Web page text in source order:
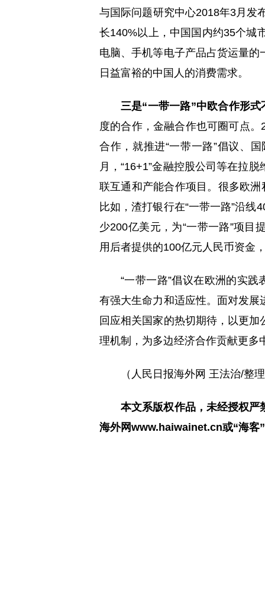
与国际问题研究中心2018年3月发
长140%以上，中国国内约35个城
电脑、手机等电子产品占货运量
日益富裕的中国人的消费需求。
三是“一带一路”中欧合作形式
度的合作，金融合作也可圈可点
合作，就推进“一带一路”倡议、
月，“16+1”金融控股公司等在拉
联互通和产能合作项目。很多欧
比如，渣打银行在“一带一路”沿
少200亿美元，为“一带一路”项目
用后者提供的100亿元人民币资金
“一带一路”倡议在欧洲的实
有强大生命力和适应性。面对发
回应相关国家的热切期待，以更
理机制，为多边经济合作贡献更多
（人民日报海外网 王法治/整
本文系版权作品，未经授权
海外网www.haiwainet.cn或“海客